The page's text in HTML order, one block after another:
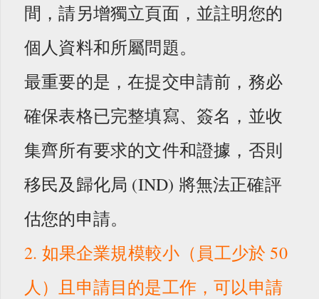
間，請另增獨立頁面，並註明您的
個人資料和所屬問題。
最重要的是，在提交申請前，務必
確保表格已完整填寫、簽名，並收
集齊所有要求的文件和證據，否則
移民及歸化局 (IND) 將無法正確評
估您的申請。
2. 如果企業規模較小（員工少於 50
人）且申請目的是工作，可以申請